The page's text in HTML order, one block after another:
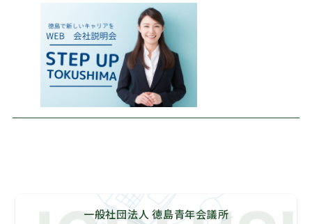
一般社団法人 徳島青年会議所